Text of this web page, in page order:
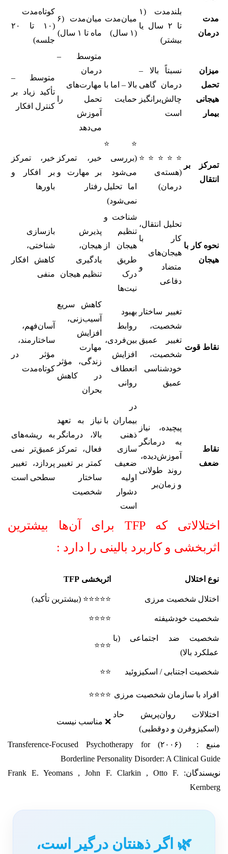
مدت
درمان
بلندمدت (۱
تا ۲ سال یا
بیشتر)
میان‌مدت
(۱ سال)
میان‌مدت (۶
ماه تا ۱ سال)
کوتاه‌مدت
(۱۰ تا ۲۰
جلسه)
میزان
تحمل
هیجانی
بیمار
نسبتاً بالا –
درمان گاهی
چالش‌برانگیز
است
بالا – اما با
حمایت
متوسط –
درمان
مهارت‌های
تحمل را
آموزش
می‌دهد
متوسط –
تأکید زیاد بر
کنترل افکار
تمرکز بر
انتقال
⭐⭐⭐⭐⭐
(هسته‌ی
درمان)
⭐⭐
(بررسی
می‌شود
اما تحلیل
نمی‌شود)
خیر، تمرکز
بر مهارت و
رفتار
خیر، تمرکز
بر افکار و
باورها
نحوه کار با
هیجان
تحلیل انتقال،
کار با
هیجان‌های
متضاد و
دفاعی
شناخت و
تنظیم
هیجان از
طریق
درک
نیت‌ها
پذیرش
هیجان،
یادگیری
تنظیم هیجان
بازسازی
شناختی،
کاهش افکار
منفی
نقاط قوت
تغییر ساختار
شخصیت،
تغییر عمیق
شخصیت،
خودشناسی
عمیق
بهبود
روابط
بین‌فردی،
افزایش
انعطاف
روانی
کاهش سریع
آسیب‌زنی،
افزایش
مهارت
زندگی، مؤثر
در کاهش
بحران
آسان‌فهم،
ساختارمند،
مؤثر در
کوتاه‌مدت
نقاط
ضعف
پیچیده، نیاز
به درمانگر
آموزش‌دیده،
روند طولانی
و زمان‌بر
در
بیماران با
ذهنی
سازی
ضعیف
اولیه
دشوار
است
نیاز به تعهد
بالا، درمانگر
فعال، تمرکز
کمتر بر تغییر
ساختار
شخصیت
به ریشه‌های
عمیق‌تر نمی
پردازد، تغییر
سطحی‌ است
اختلالاتی که TFP برای آن‌ها بیشترین
اثربخشی و کاربرد بالینی را دارد :
نوع اختلال اثربخشی TFP
اختلال شخصیت مرزی ⭐⭐⭐⭐⭐ (بیشترین تأکید)
شخصیت خودشیفته ⭐⭐⭐⭐
شخصیت ضد اجتماعی (با
عملکرد بالا)
⭐⭐⭐
شخصیت اجتنابی / اسکیزوئید ⭐⭐
افراد با سازمان شخصیت مرزی ⭐⭐⭐⭐
اختلالات روان‌پریش حاد
(اسکیزوفرن و دوقطبی)
❌ مناسب نیست
منبع : (۲۰۰۶) Transference-Focused Psychotherapy for
Borderline Personality Disorder: A Clinical Guide
نویسندگان: Frank E. Yeomans , John F. Clarkin , Otto F.
Kernberg
🌿 اگر ذهنتان درگیر است،